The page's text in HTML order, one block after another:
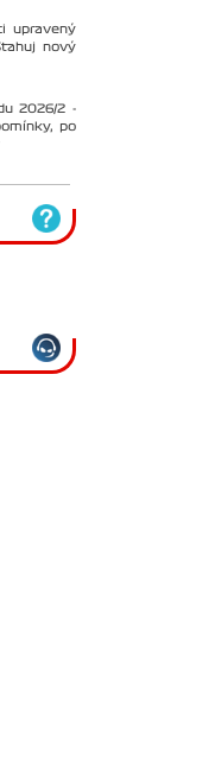
upravený
nový
2026/2 -
po